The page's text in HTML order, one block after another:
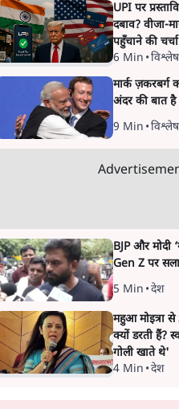
UPI पर
दबाव? वीजा-
पहुँचाने की चर्चा
6 Min •
मार्क ज़करबर्ग
अंदर की बात है
9 Min •
BJP और मोदी
Gen Z पर
5 Min •देश
महुआ मोइत्रा
क्यों डरती हैं?
गोली खाते थे'
4 Min •देश